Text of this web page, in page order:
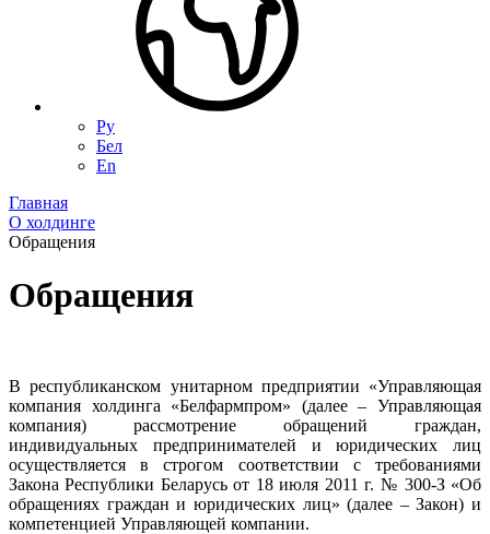
Ру
Бел
En
Главная
О холдинге
Обращения
Обращения
В республиканском унитарном предприятии «Управляющая
компания холдинга «Белфармпром» (далее – Управляющая
компания) рассмотрение обращений граждан,
индивидуальных предпринимателей и юридических лиц
осуществляется в строгом соответствии с требованиями
Закона Республики Беларусь от 18 июля 2011 г. № 300-З «Об
обращениях граждан и юридических лиц» (далее – Закон) и
компетенцией Управляющей компании.